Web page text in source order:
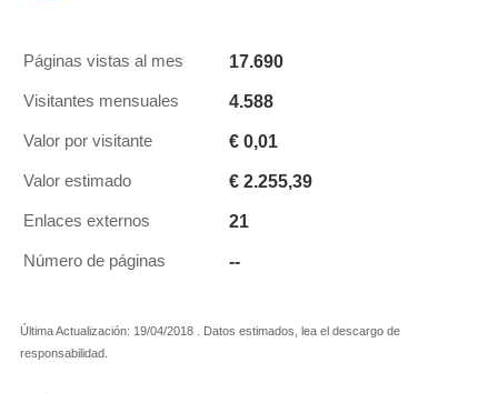
Páginas vistas al mes 17.690
Visitantes mensuales 4.588
Valor por visitante € 0,01
Valor estimado € 2.255,39
Enlaces externos 21
Número de páginas --
Última Actualización: 19/04/2018 . Datos estimados, lea el descargo de
responsabilidad.